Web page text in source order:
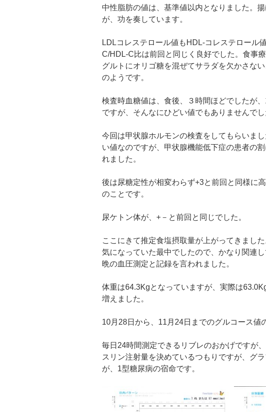
中性脂肪の値は、基準値以内となりました。
が、功を奏しています。
LDLコレステロール値もHDL-コレステロール
C/HDL-C比は前回と同じく良好でした。食事
グルトにオリゴ糖を混ぜてサラダを欠かさな
のようです。
検査時血糖値は、食後、３時間ほどでしたが
ですが、そんなにひどい値でもありませんでし
今回は甲状腺ホルモンの検査をしてもらいま
い値なのですが、甲状腺機能低下症の患者の
れました。
後は尿糖定性が相変わらず+3と前回と同様に
のことです。
尿ケトン体が、+－と前回と同じでした。
ここにきて推定食塩摂取量が上がってきまし
気になっていた最中でしたので、かなり関連
晩の血圧測定と記録を言われました。
体重は64.3Kgとなっていますが、実際は
増えました。
10月28日から、11月24日までのグルコース値
毎日24時間測定できるリブレのおかげですが
スリン注射量を決めているつもりですが、グ
が、1型糖尿病の宿命です。